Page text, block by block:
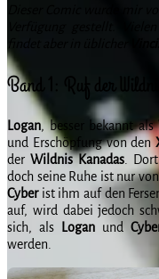
Verfügung gestellt.
Band 1: Ruf der Wildnis
Logan, besser bekannt als
und Erschöpfung von den
der Wildnis Kanadas.
doch seine Ruhe ist nur
Cyberist ihm auf den
auf, wird dabei jedoch
sich, als
Logan und
werden.